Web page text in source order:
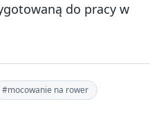
do pracy w
#mocowanie na rower